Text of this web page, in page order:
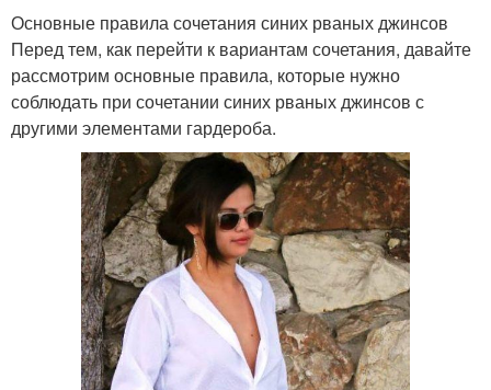
Основные правила сочетания синих рваных джинсов
Перед тем, как перейти к вариантам сочетания, давайте
рассмотрим основные правила, которые нужно
соблюдать при сочетании синих рваных джинсов с
другими элементами гардероба.